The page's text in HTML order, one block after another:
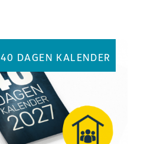
40 DAGEN KALENDER